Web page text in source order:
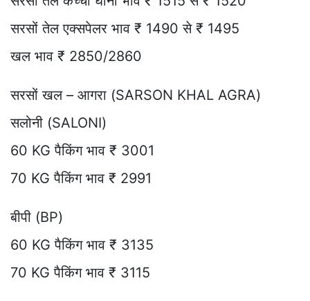
सरसों तेल एक्सपेलर भाव ₹ 1490 से ₹ 1495
खल भाव ₹ 2850/2860
सरसों खल – आगरा (SARSON KHAL AGRA)
सलोनी (SALONI)
60 KG पैकिंग भाव ₹ 3001
70 KG पैकिंग भाव ₹ 2991
बीपी (BP)
60 KG पैकिंग भाव ₹ 3135
70 KG पैकिंग भाव ₹ 3115